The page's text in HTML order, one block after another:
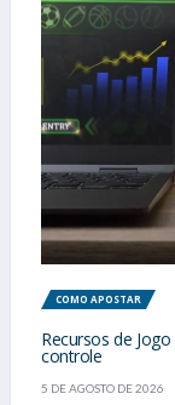
COMO APOSTAR
Recursos de
controle
5 DE AGOSTO DE 2026